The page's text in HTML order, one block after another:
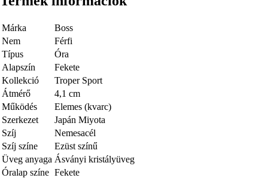
Márka
Boss
Nem
Férfi
Típus
Óra
Alapszín
Fekete
Kollekció
Troper Sport
Átmérő
4,1 cm
Működés
Elemes (kvarc)
Szerkezet
Japán Miyota
Szíj
Nemesacél
Szíj színe
Ezüst színű
Üveg anyaga Ásványi kristályüveg
Óralap színe Fekete